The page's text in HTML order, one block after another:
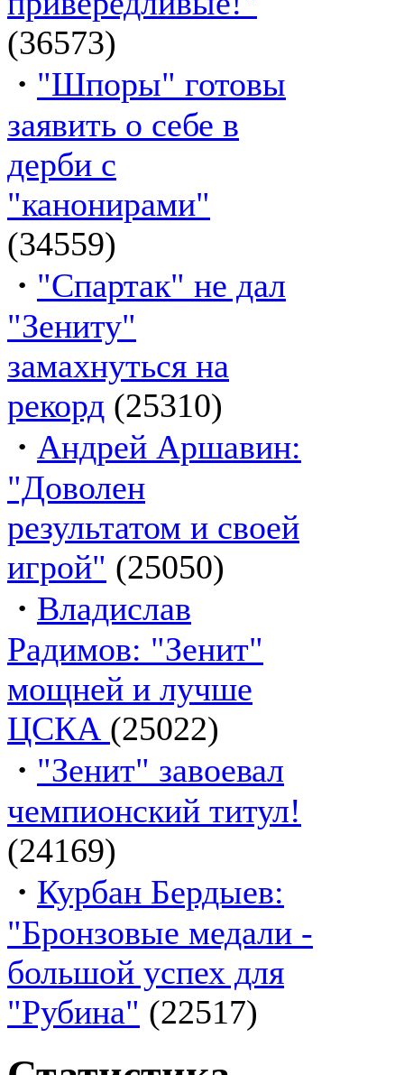
(36573)
· "Шпоры" готовы
заявить о себе в
дерби с
"канонирами"
(34559)
· "Спартак" не дал
"Зениту"
замахнуться на
рекорд (25310)
· Андрей Аршавин:
"Доволен
результатом и своей
игрой" (25050)
· Владислав
Радимов: "Зенит"
мощней и лучше
ЦСКА (25022)
· "Зенит" завоевал
чемпионский титул!
(24169)
· Курбан Бердыев:
"Бронзовые медали -
большой успех для
"Рубина" (22517)